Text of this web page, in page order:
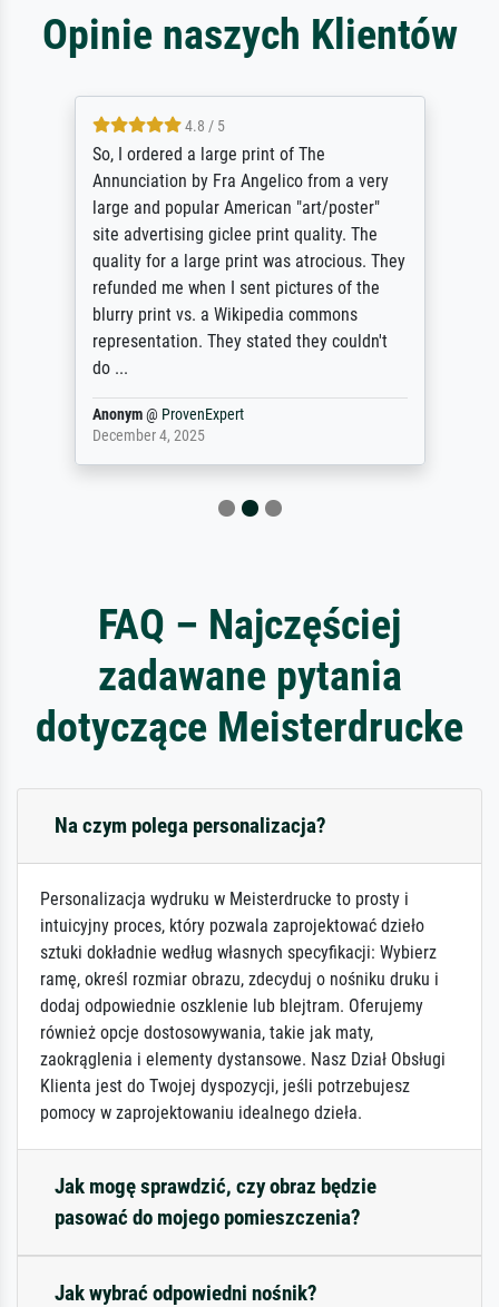
Opinie naszych Klientów
4.8 / 5
So, I ordered a large print of The
Annunciation by Fra Angelico from a very
large and popular American "art/poster"
site advertising giclee print quality. The
quality for a large print was atrocious. They
refunded me when I sent pictures of the
blurry print vs. a Wikipedia commons
representation. They stated they couldn't
do ...
Anonym@ ProvenExpert
December 4, 2025
FAQ – Najczęściej
zadawane pytania
dotyczące Meisterdrucke
Na czym polega personalizacja?
Personalizacja wydruku w Meisterdrucke to prosty i
intuicyjny proces, który pozwala zaprojektować dzieło
sztuki dokładnie według własnych specyfikacji: Wybierz
ramę, określ rozmiar obrazu, zdecyduj o nośniku druku i
dodaj odpowiednie oszklenie lub blejtram. Oferujemy
również opcje dostosowywania, takie jak maty,
zaokrąglenia i elementy dystansowe. Nasz Dział Obsługi
Klienta jest do Twojej dyspozycji, jeśli potrzebujesz
pomocy w zaprojektowaniu idealnego dzieła.
Jak mogę sprawdzić, czy obraz będzie
pasować do mojego pomieszczenia?
Jak wybrać odpowiedni nośnik?